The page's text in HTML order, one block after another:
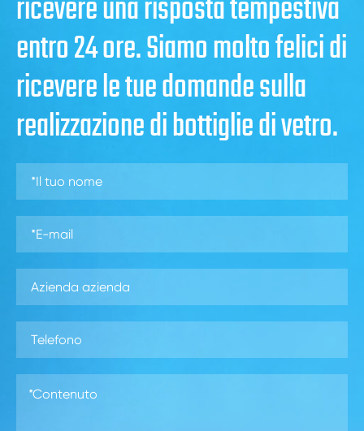
ricevere una risposta tempestiva
entro 24 ore. Siamo molto felici di
ricevere le tue domande sulla
realizzazione di bottiglie di vetro.